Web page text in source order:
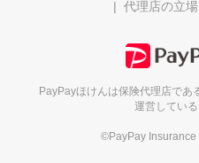
代理店の立場
PayPayほけんは保険代理店であ
運営してい
©PayPay